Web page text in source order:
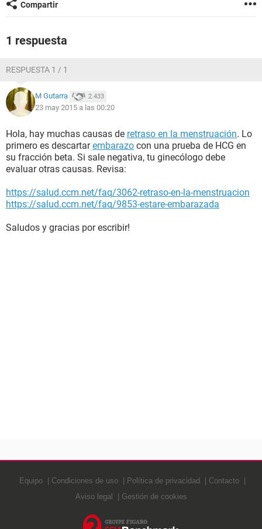
Compartir
1 respuesta
RESPUESTA 1 / 1
M Gutarra 2.433
23 may 2015 a las 00:20
Hola, hay muchas causas de retraso en la menstruación. Lo
primero es descartarembarazo con una prueba de HCG en
su fracción beta. Si sale negativa, tu ginecólogo debe
evaluar otras causas. Revisa:
https://salud.ccm.net/faq/3062-retraso-en-la-menstruacion
https://salud.ccm.net/faq/9853-estare-embarazada
Saludos y gracias por escribir!
Equipo Condiciones de uso Política de privacidad
Contacto
Aviso legal
Gestión de cookies